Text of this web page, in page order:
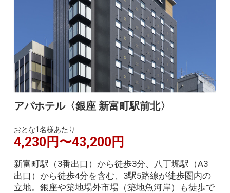
アパホテル〈銀座 新富町駅前北〉
おとな1名様あたり
4,230円〜43,200円
新富町駅（3番出口）から徒歩3分、八丁堀駅（A3
出口）から徒歩4分を含む、3駅5路線が徒歩圏内の
立地。銀座や築地場外市場（築地魚河岸）も徒歩で